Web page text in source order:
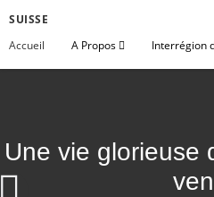
SUISSE
Accueil
A Propos Interrégion
Une vie glorieuse